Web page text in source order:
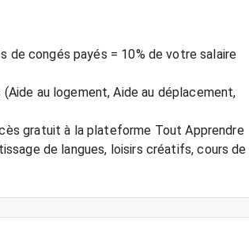
de congés payés = 10% de votre salaire
au logement, Aide au déplacement,
gratuit à la plateforme Tout Apprendre
de langues, loisirs créatifs, cours de